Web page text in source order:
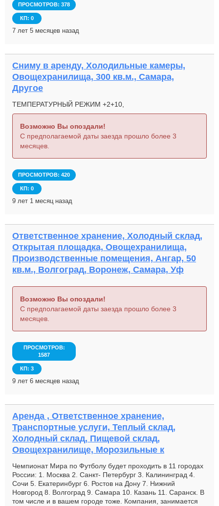
ПРОСМОТРОВ: 378
КП: 0
7 лет 5 месяцев назад
Сниму в аренду, Холодильные камеры,
Овощехранилища, 300 кв.м., Самара,
Другое
ТЕМПЕРАТУРНЫЙ РЕЖИМ +2+10,
Возможно Вы опоздали!
С предполагаемой даты заезда прошло более 3
месяцев.
ПРОСМОТРОВ: 420
КП: 0
9 лет 1 месяц назад
Ответственное хранение, Холодный склад,
Открытая площадка, Овощехранилища,
Производственные помещения, Ангар, 50
кв.м., Волгоград, Воронеж, Самара, Уф
Возможно Вы опоздали!
С предполагаемой даты заезда прошло более 3
месяцев.
ПРОСМОТРОВ:
1587
КП: 3
9 лет 6 месяцев назад
Аренда , Ответственное хранение,
Транспортные услуги, Теплый склад,
Холодный склад, Пищевой склад,
Овощехранилище, Морозильные к
Чемпионат Мира по Футболу будет проходить в 11 городах
России: 1. Москва 2. Санкт- Петербург 3. Калининград 4.
Сочи 5. Екатеринбург 6. Ростов на Дону 7. Нижний
Новгород 8. Волгоград 9. Самара 10. Казань 11. Саранск. В
том числе и в вашем городе тоже. Компания, занимается